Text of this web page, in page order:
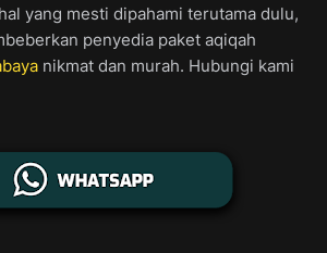
yang mesti dipahami terutama dulu,
penyedia paket aqiqah
nikmat dan murah. Hubungi kami